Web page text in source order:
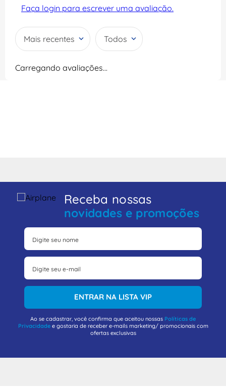
Faça login para escrever uma avaliação.
Mais recentes Todos
Carregando avaliações…
Receba nossas
novidades e promoções
ENTRAR NA LISTA VIP
Ao se cadastrar, você confirma que aceitou nossas Políticas de
Privacidadee gostaria de receber e-mails marketing/ promocionais com
ofertas exclusivas